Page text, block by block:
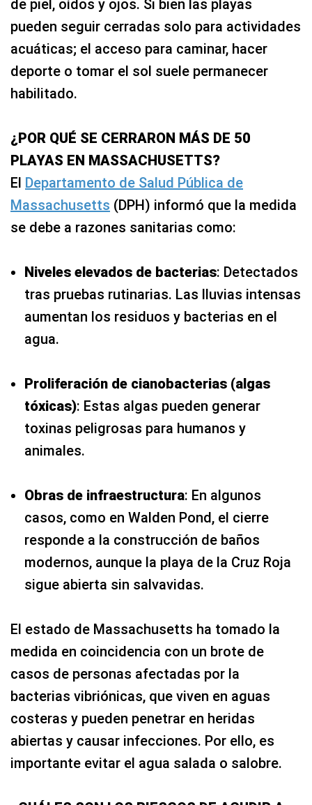
de piel, oídos y ojos. Si bien las playas
pueden seguir cerradas solo para actividades
acuáticas; el acceso para caminar, hacer
deporte o tomar el sol suele permanecer
habilitado.
¿POR QUÉ SE CERRARON MÁS DE 50
PLAYAS EN MASSACHUSETTS?
El Departamento de Salud Pública de
Massachusetts (DPH) informó que la medida
se debe a razones sanitarias como:
Niveles elevados de bacterias: Detectados
tras pruebas rutinarias. Las lluvias intensas
aumentan los residuos y bacterias en el
agua.
Proliferación de cianobacterias (algas
tóxicas): Estas algas pueden generar
toxinas peligrosas para humanos y
animales.
Obras de infraestructura: En algunos
casos, como en Walden Pond, el cierre
responde a la construcción de baños
modernos, aunque la playa de la Cruz Roja
sigue abierta sin salvavidas.
El estado de Massachusetts ha tomado la
medida en coincidencia con un brote de
casos de personas afectadas por la
bacterias vibriónicas, que viven en aguas
costeras y pueden penetrar en heridas
abiertas y causar infecciones. Por ello, es
importante evitar el agua salada o salobre.